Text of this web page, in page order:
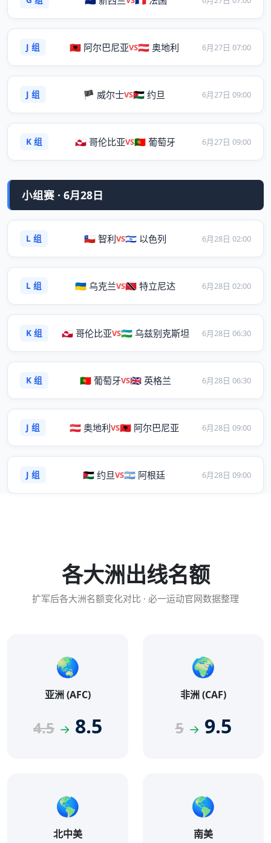
J 组 🇦🇱 阿尔巴尼亚VS🇦🇹 奥地利 6月27日 07:00
J 组 🏴 威尔士VS🇯🇴 约旦 6月27日 09:00
K 组 🇬🇱 哥伦比亚VS🇵🇹 葡萄牙 6月27日 09:00
小组赛 · 6月28日
L 组 🇨🇱 智利VS🇮🇱 以色列 6月28日 02:00
L 组 🇺🇦 乌克兰VS🇹🇹 特立尼达 6月28日 02:00
K 组 🇬🇱 哥伦比亚VS🇺🇿 乌兹别克斯坦 6月28日 06:30
K 组 🇵🇹 葡萄牙VS🇬🇧 英格兰 6月28日 06:30
J 组 🇦🇹 奥地利VS🇦🇱 阿尔巴尼亚 6月28日 09:00
J 组 🇯🇴 约旦VS🇦🇷 阿根廷 6月28日 09:00
各大洲出线名额
扩军后各大洲名额变化对比 · 必一运动官网数据整理
🌏
亚洲 (AFC)
4.5 → 8.5
🌍
非洲 (CAF)
5 → 9.5
🌎
北中美
🌎
南美